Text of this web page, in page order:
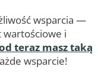
wsparcia —
wartościowe i
teraz masz taką
wsparcie!